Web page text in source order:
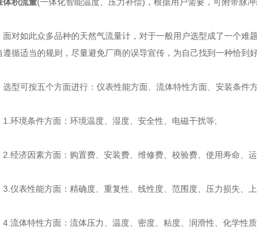
如此众多品种的天然气流量计，对于一般用户选型成了一个难
遵循适当的规则，尽量避免厂商的误导宣传，为自己找到一种恰到
可按五个方面进行：仪表性能方面、流体特性方面、安装条件
境条件方面：环境温度、湿度、安全性、电磁干扰等;
济因素方面：购置费、安装费、维修费、校验费、使用寿命、运
表性能方面：精确度、重复性、线性度、范围度、压力损失、
体特性方面：流体压力、温度、密度、粘度、润滑性、化学性